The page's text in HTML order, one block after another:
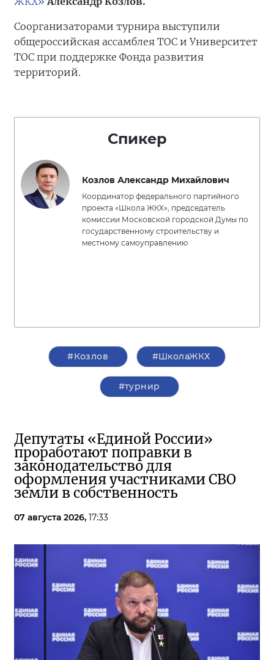
Соорганизаторами турнира выступили
общероссийская ассамблея ТОС и Университет
ТОС при поддержке Фонда развития
территорий.
Спикер
Козлов Александр Михайлович
Координатор федерального партийного
проекта «Школа ЖКХ», председатель
комиссии Московской городской Думы по
государственному строительству и
местному самоуправлению
#Козлов #ШколаЖКХ
#турнир
Депутаты «Единой России»
проработают поправки в
законодательство для
оформления участниками СВО
земли в собственность
07 августа 2026, 17:33